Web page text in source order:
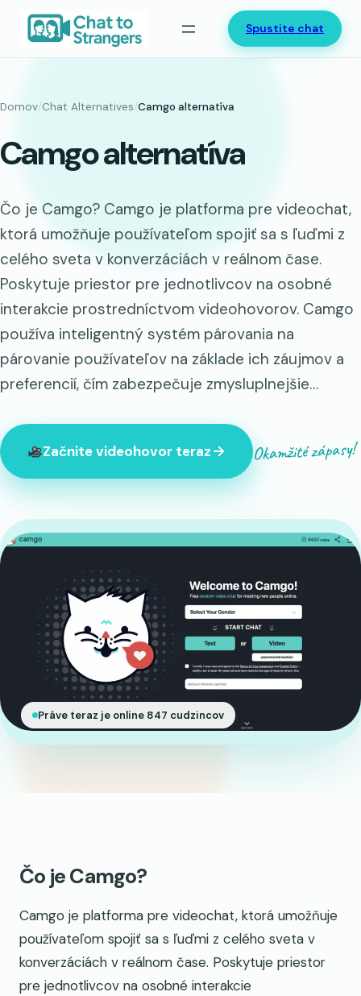
Prejsť
Spustite chat
Domov/Chat Alternatives/Camgo alternatíva
Camgo alternatíva
Čo je Camgo? Camgo je platforma pre videochat,
ktorá umožňuje používateľom spojiť sa s ľuďmi z
celého sveta v konverzáciách v reálnom čase.
Poskytuje priestor pre jednotlivcov na osobné
interakcie prostredníctvom videohovorov. Camgo
používa inteligentný systém párovania na
párovanie používateľov na základe ich záujmov a
preferencií, čím zabezpečuje zmysluplnejšie…
Začnite videohovor teraz Okamžité zápasy!
Práve teraz je online 847 cudzincov
Čo je Camgo?
Camgo je platforma pre videochat, ktorá umožňuje
používateľom spojiť sa s ľuďmi z celého sveta v
konverzáciách v reálnom čase. Poskytuje priestor
pre jednotlivcov na osobné interakcie